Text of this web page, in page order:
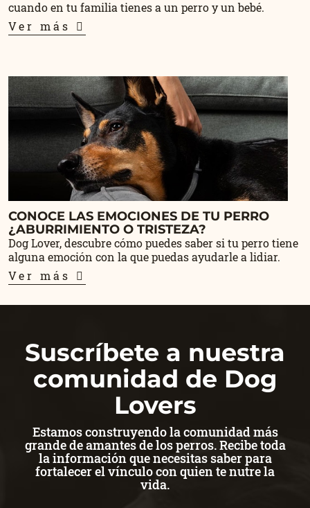
cuando en tu familia tienes a un perro y un bebé.
Ver más
CONOCE LAS EMOCIONES DE TU PERRO
¿ABURRIMIENTO O TRISTEZA?
Dog Lover, descubre cómo puedes saber si tu perro tiene
alguna emoción con la que puedas ayudarle a lidiar.
Ver más
Suscríbete a nuestra
comunidad de Dog
Lovers
Estamos construyendo la comunidad más
grande de amantes de los perros. Recibe toda
la información que necesitas saber para
fortalecer el vínculo con quien te nutre la
vida.